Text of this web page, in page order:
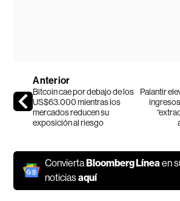
Anterior
Bitcoin cae por debajo de los
US$63.000 mientras los
mercados reducen su
exposición al riesgo
Palantir
ConviertaBloomberg Líneaen
noticiasaquí